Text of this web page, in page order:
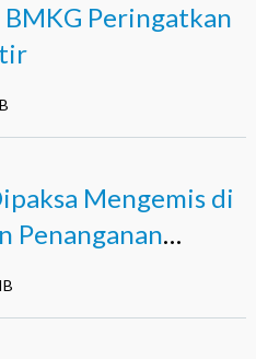
Peringatkan
Mengemis di
Penanganan